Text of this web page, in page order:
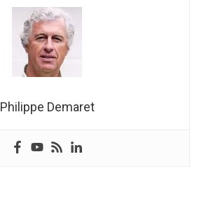
Philippe Demaret